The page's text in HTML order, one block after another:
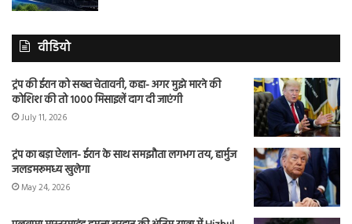
वीडियो
ट्रंप की ईरान को सख्त चेतावनी, कहा- अगर मुझे मारने की
कोशिश की तो 1000 मिसाइलें दाग दी जाएंगी
July 11, 2026
ट्रंप का बड़ा ऐलान- ईरान के साथ समझौता लगभग तय, हार्मुज
जलडमरूमध्य खुलेगा
May 24, 2026